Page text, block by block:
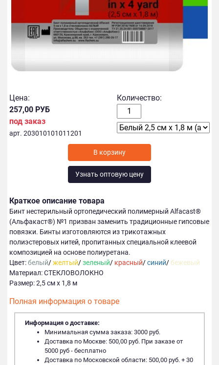
Цена:
257,00 РУБ
под заказ
арт. 203010101011201
Количество:
В корзину
Узнать оптовую цену
Краткое описание товара
Бинт нестерильный ортопедический полимерный Alfacast®
(Альфакаст®) №1 призван заменить традиционные гипсовые
повязки. Бинты изготовляются из трикотажных
полиэстеровых нитей, пропитанных специальной клеевой
композицией на основе полиуретана.
Цвет:белый/желтый/зеленый/ красный/синий/ бежевый
Материал: СТЕКЛОВОЛОКНО
Размер: 2,5 см х 1,8 м
Полная информация о товаре
Информация о доставке:
Минимальная сумма заказа: 3000 руб.
Доставка по Москве: 500,00 руб. При заказе от
5000 руб - бесплатно
Доставка по Московской области: 500,00 руб. + 30